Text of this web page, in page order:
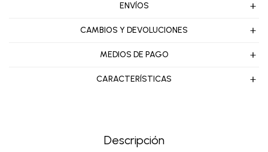
ENVÍOS
CAMBIOS Y DEVOLUCIONES
MEDIOS DE PAGO
CARACTERÍSTICAS
Descripción